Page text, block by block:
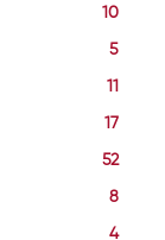
10
5
17
52
8
4